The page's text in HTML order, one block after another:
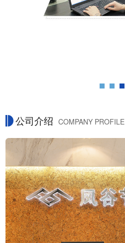
公司介绍 COMPANY PROFILE